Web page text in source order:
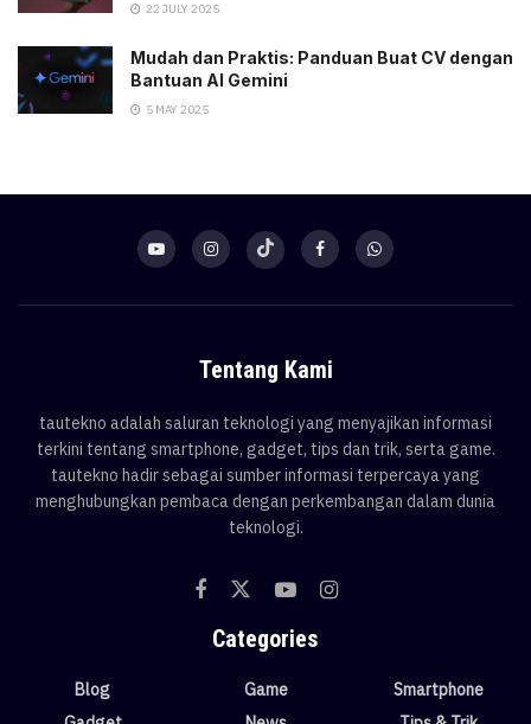
22 JULY 2025
Mudah dan Praktis: Panduan Buat CV dengan
Bantuan AI Gemini
5 MAY 2025
Tentang Kami
tautekno adalah saluran teknologi yang menyajikan informasi
terkini tentang smartphone, gadget, tips dan trik, serta game.
tautekno hadir sebagai sumber informasi terpercaya yang
menghubungkan pembaca dengan perkembangan dalam dunia
teknologi.
Categories
Blog
Game
Smartphone